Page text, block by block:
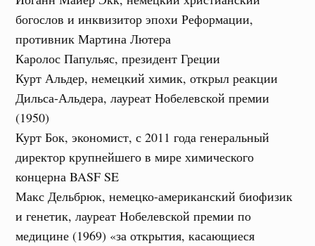
богослов и инквизитор эпохи Реформации,
противник Мартина Лютера
Каролос Папульяс, президент Греции
Курт Альдер, немецкий химик, открыл реакции
Дильса-Альдера, лауреат Нобелевской премии
(1950)
Курт Бок, экономист, с 2011 года генеральный
директор крупнейшего в мире химического
концерна BASF SE
Макс Дельбрюк, немецко-американский биофизик
и генетик, лауреат Нобелевской премии по
медицине (1969) «за открытия, касающиеся